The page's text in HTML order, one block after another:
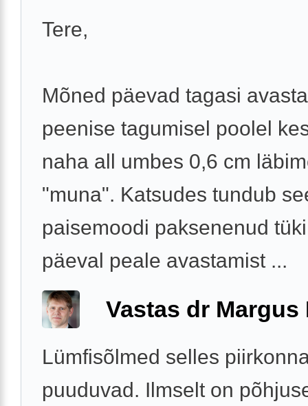
Tere,
Mõned päevad tagasi
peenise tagumisel poolel
naha all umbes 0,6 cm
"muna". Katsudes tundub
paisemoodi paksenenud
päeval peale avastamist ...
Vastas dr Margus
Lümfisõlmed selles
puuduvad. Ilmselt on